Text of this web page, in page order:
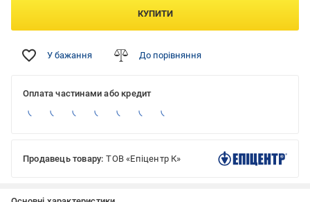
КУПИТИ
У бажання До порівняння
Оплата частинами або кредит
Продавець товару: ТОВ «Епіцентр К»